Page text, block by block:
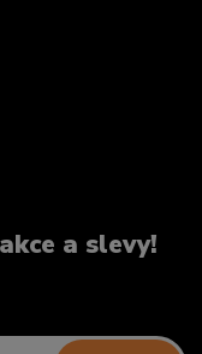
a slevy!